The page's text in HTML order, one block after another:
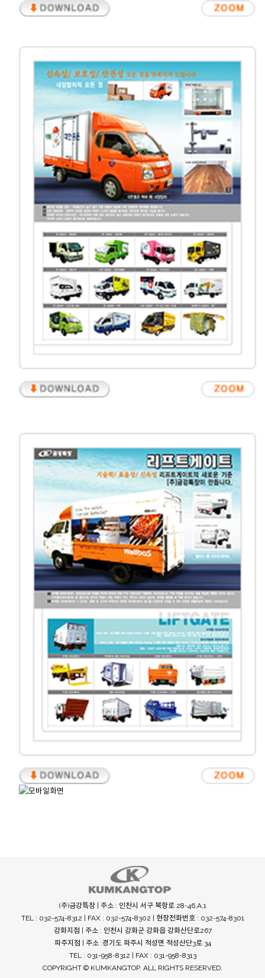
(주)금강특장 | 주소 : 인천시 서구 북항로 28-46,A,1
TEL : 032-574-8312 | FAX : 032-574-8302 | 현장전화번호 : 032-574-8301
강화지점 | 주소 : 인천시 강화군 강화읍 강화산단로267
파주지점 | 주소 :경기도 파주시 적성면 적성산단3로 34
TEL : 031-958-8312 | FAX : 031-958-8313
COPYRIGHT © KUMKANGTOP. ALL RIGHTS RESERVED.